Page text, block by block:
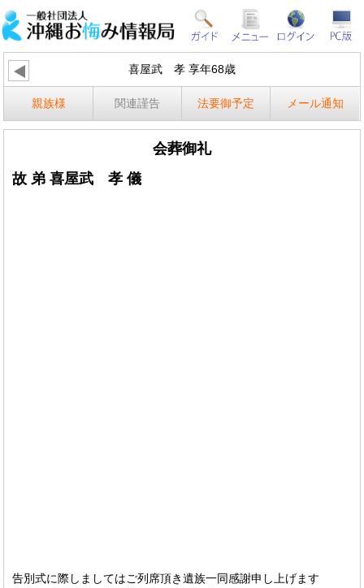
喜屋武 孝 享年68歳
親族様 関連謹告 法要御予定 メール通知
会葬御礼
故 弟 喜屋武 孝 儀
告別式に際しましてはご列席頂き遺族一同感謝申し上げます